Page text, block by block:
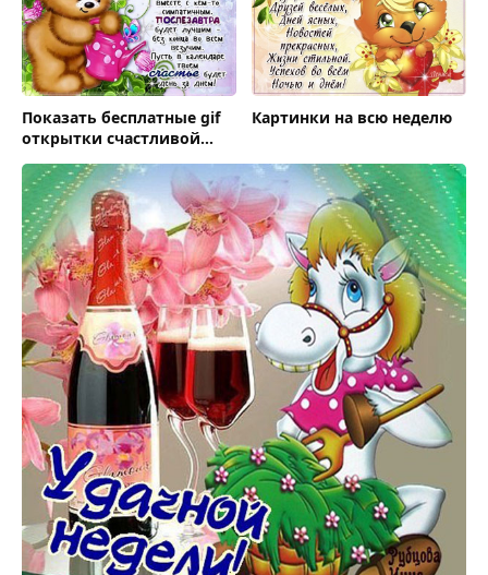
Показать бесплатные gif
открытки счастливой
недели
Картинки на всю неделю